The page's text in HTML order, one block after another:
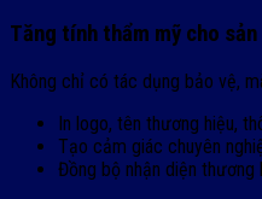
Tăng tính thẩm mỹ cho sản
Không chỉ có tác dụng bảo vệ,
In logo, tên thương hiệu,
Tạo cảm giác chuyên
Đồng bộ nhận diện thương